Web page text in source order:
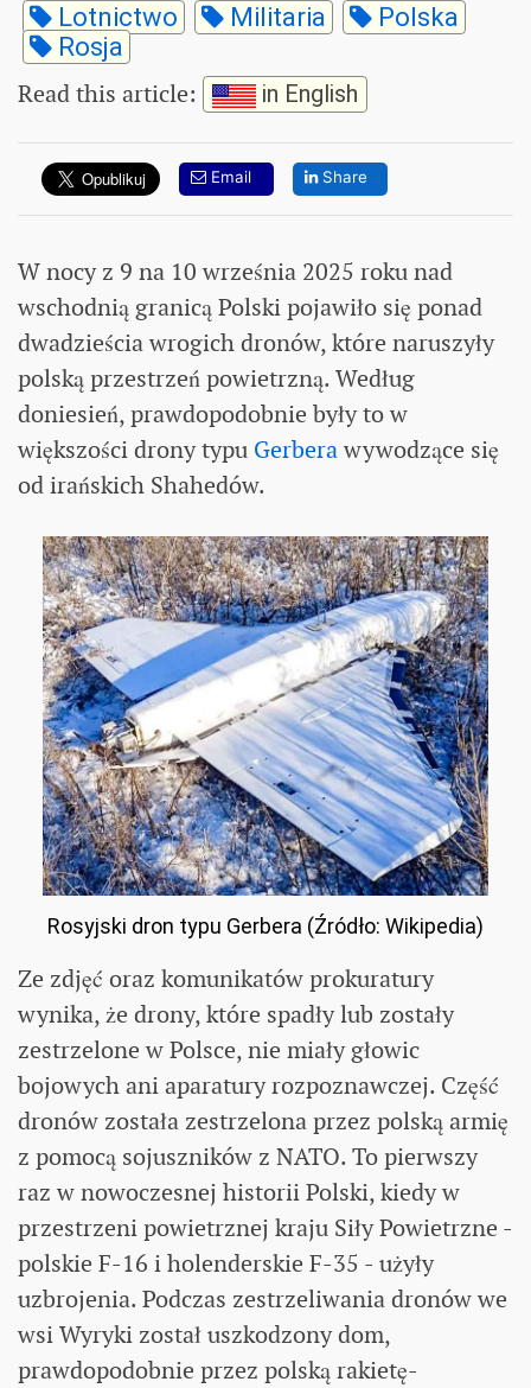
Lotnictwo Militaria
Polska
Rosja
Read this article: in English
Email Share
W nocy z 9 na 10 września 2025 roku nad
wschodnią granicą Polski pojawiło się ponad
dwadzieścia wrogich dronów, które naruszyły
polską przestrzeń powietrzną. Według
doniesień, prawdopodobnie były to w
większości drony typu Gerberawywodzące się
od irańskich Shahedów.
Rosyjski dron typu Gerbera (Źródło: Wikipedia)
Ze zdjęć oraz komunikatów prokuratury
wynika, że drony, które spadły lub zostały
zestrzelone w Polsce, nie miały głowic
bojowych ani aparatury rozpoznawczej. Część
dronów została zestrzelona przez polską armię
z pomocą sojuszników z NATO. To pierwszy
raz w nowoczesnej historii Polski, kiedy w
przestrzeni powietrznej kraju Siły Powietrzne -
polskie F-16 i holenderskie F-35 - użyły
uzbrojenia. Podczas zestrzeliwania dronów we
wsi Wyryki został uszkodzony dom,
prawdopodobnie przez polską rakietę-